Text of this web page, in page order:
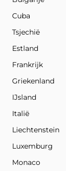
Cuba
Tsjechië
Estland
Frankrijk
Griekenland
IJsland
Italië
Liechtenstein
Luxemburg
Monaco